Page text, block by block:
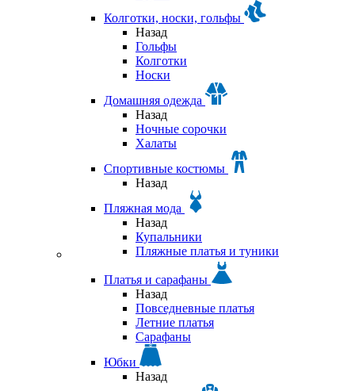
Колготки, носки, гольфы
Назад
Гольфы
Колготки
Носки
Домашняя одежда
Назад
Ночные сорочки
Халаты
Спортивные костюмы
Назад
Пляжная мода
Назад
Купальники
Пляжные платья и туники
Платья и сарафаны
Назад
Повседневные платья
Летние платья
Сарафаны
Юбки
Назад